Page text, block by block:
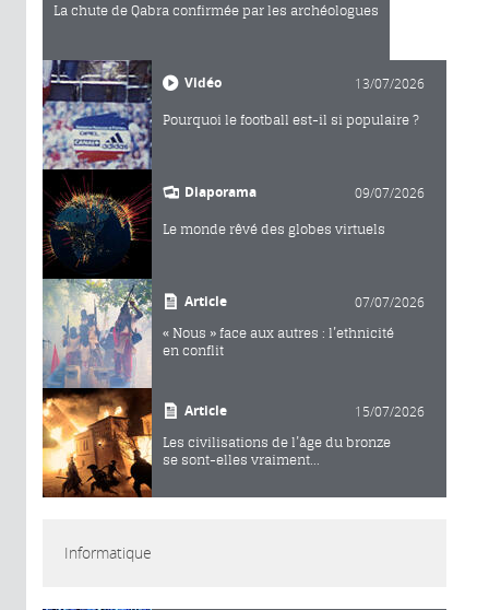
La chute de Qabra confirmée par les archéologues
Vidéo 13/07/2026
Pourquoi le football est-il si populaire ?
Diaporama 09/07/2026
Le monde rêvé des globes virtuels
Article 07/07/2026
« Nous » face aux autres : l’ethnicité
en conflit
Article 15/07/2026
Les civilisations de l’âge du bronze
se sont-elles vraiment...
Informatique